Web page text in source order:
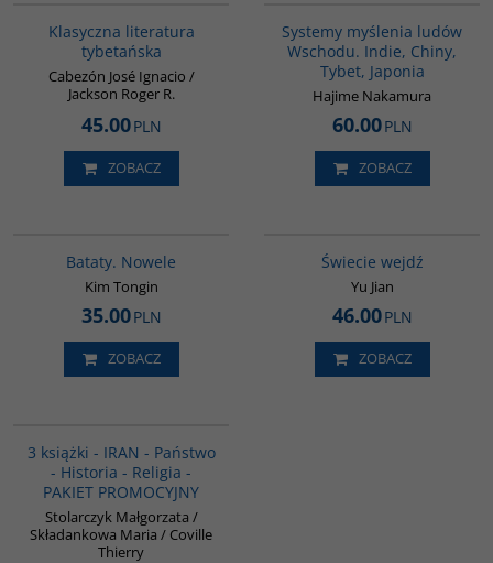
Klasyczna literatura
tybetańska
Cabezón José Ignacio /
Jackson Roger R.
45.00PLN
ZOBACZ
Systemy myślenia ludów
Wschodu. Indie, Chiny,
Tybet, Japonia
Hajime Nakamura
60.00PLN
ZOBACZ
Bataty. Nowele
Kim Tongin
35.00PLN
ZOBACZ
Świecie wejdź
Yu Jian
46.00PLN
ZOBACZ
3 książki - IRAN - Państwo
- Historia - Religia -
PAKIET PROMOCYJNY
Stolarczyk Małgorzata /
Składankowa Maria / Coville
Thierry